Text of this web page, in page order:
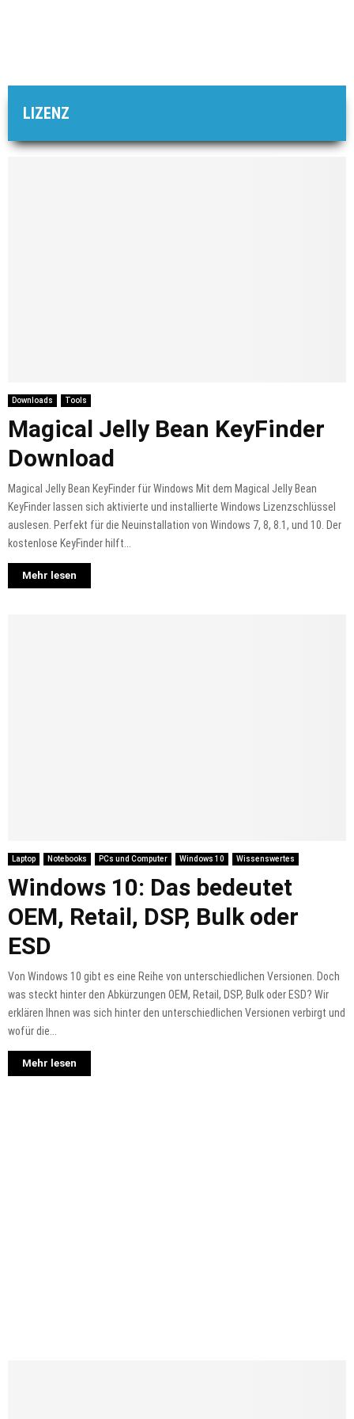
LIZENZ
Downloads Tools
Magical Jelly Bean KeyFinder
Download
Magical Jelly Bean KeyFinder für Windows Mit dem Magical Jelly Bean
KeyFinder lassen sich aktivierte und installierte Windows Lizenzschlüssel
auslesen. Perfekt für die Neuinstallation von Windows 7, 8, 8.1, und 10. Der
kostenlose KeyFinder hilft...
Mehr lesen
Laptop Notebooks PCs und Computer Windows 10 Wissenswertes
Windows 10: Das bedeutet
OEM, Retail, DSP, Bulk oder
ESD
Von Windows 10 gibt es eine Reihe von unterschiedlichen Versionen. Doch
was steckt hinter den Abkürzungen OEM, Retail, DSP, Bulk oder ESD? Wir
erklären Ihnen was sich hinter den unterschiedlichen Versionen verbirgt und
wofür die...
Mehr lesen